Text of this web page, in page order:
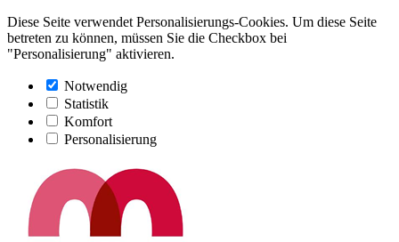
Diese Seite verwendet Personalisierungs-Cookies. Um diese Seite
betreten zu können, müssen Sie die Checkbox bei
"Personalisierung" aktivieren.
Notwendig
Statistik
Komfort
Personalisierung